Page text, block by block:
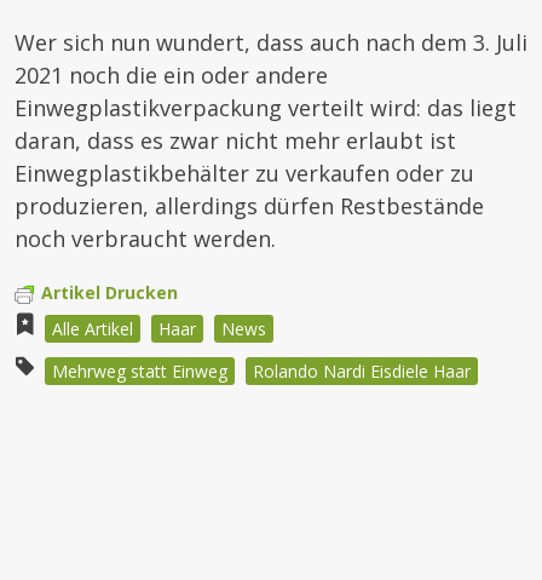
Wer sich nun wundert, dass auch nach dem 3. Juli
2021 noch die ein oder andere
Einwegplastikverpackung verteilt wird: das liegt
daran, dass es zwar nicht mehr erlaubt ist
Einwegplastikbehälter zu verkaufen oder zu
produzieren, allerdings dürfen Restbestände
noch verbraucht werden.
Artikel Drucken
Alle Artikel
Haar
News
Mehrweg statt Einweg
Rolando Nardi Eisdiele Haar